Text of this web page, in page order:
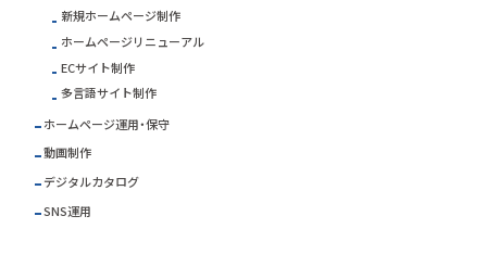
新規ホームページ制作
ホームページリニューアル
ECサイト制作
多言語サイト制作
ホームページ運用・保守
動画制作
デジタルカタログ
SNS運用